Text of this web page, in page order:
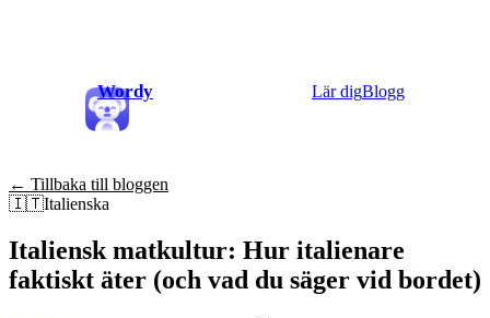
Wordy Lär digBlogg
← Tillbaka till bloggen
🇮🇹Italienska
Italiensk matkultur: Hur italienare
faktiskt äter (och vad du säger vid bordet)